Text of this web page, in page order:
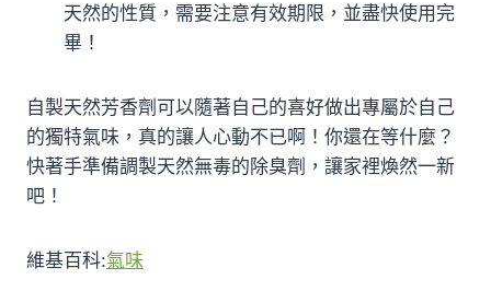
天然的性質，需要注意有效期限，並盡快使用完
畢！
自製天然芳香劑可以隨著自己的喜好做出專屬於自己
的獨特氣味，真的讓人心動不已啊！你還在等什麼？
快著手準備調製天然無毒的除臭劑，讓家裡煥然一新
吧！
維基百科:氣味